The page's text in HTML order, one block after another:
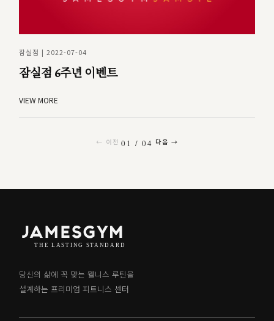
잠실점 | 2022-07-04
잠실점 6주년 이벤트
VIEW MORE
← 이전 01 / 04 다음 →
당신의 삶에 꼭 맞는 웰니스 루틴을
설계하는 프리미엄 피트니스 센터